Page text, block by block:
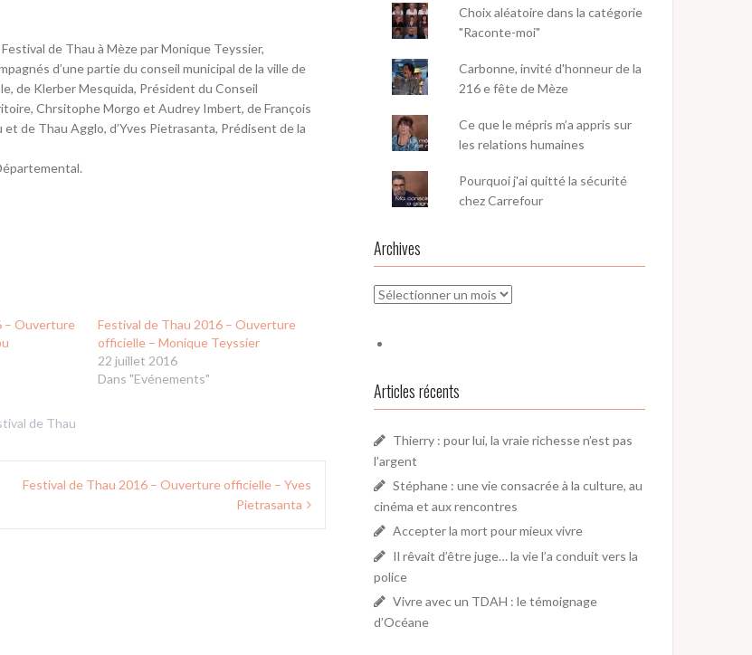
de Thau à Mèze par Monique Teyssier,
d’une partie du conseil municipal de la ville de
de Klerber Mesquida, Président du Conseil
Chrsitophe Morgo et Audrey Imbert, de François
de Thau Agglo, d’Yves Pietrasanta, Prédisent de la
– Ouverture
Festival de Thau 2016 – Ouverture
officielle – Monique Teyssier
22 juillet 2016
Dans "Evénements"
de Thau
Festival de Thau 2016 – Ouverture officielle – Yves
Pietrasanta
Choix aléatoire dans la catégorie
"Raconte-moi"
Carbonne, invité d'honneur de la
216 e fête de Mèze
Ce que le mépris m’a appris sur
les relations humaines
Pourquoi j'ai quitté la sécurité
chez Carrefour
Archives
Archives
Articles récents
Thierry : pour lui, la vraie richesse n’est pas
l’argent
Stéphane : une vie consacrée à la culture, au
cinéma et aux rencontres
Accepter la mort pour mieux vivre
Il rêvait d’être juge… la vie l’a conduit vers la
police
Vivre avec un TDAH : le témoignage
d’Océane